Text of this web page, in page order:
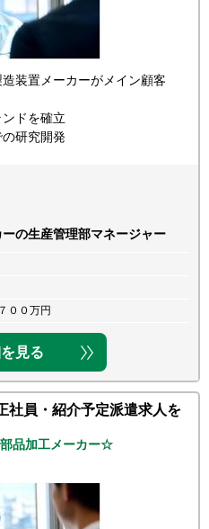
装置メーカーがメイン顧客
ドを確立
研究開発
の生産管理部マネージャー
００万円
見る
社員・紹介予定派遣求人を
品加工メーカー☆